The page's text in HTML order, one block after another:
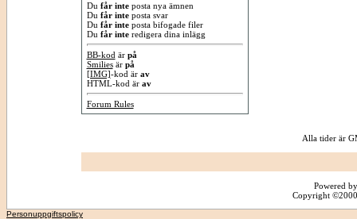
Du får inteposta nya ämnen
Du får inteposta svar
Du får inteposta bifogade filer
Du får interedigera dina inlägg
BB-kod är på
Smiliesär på
[IMG]-kod är av
HTML-kod är av
Forum Rules
Alla tider är
Powered
Copyright
Personuppgiftspolicy